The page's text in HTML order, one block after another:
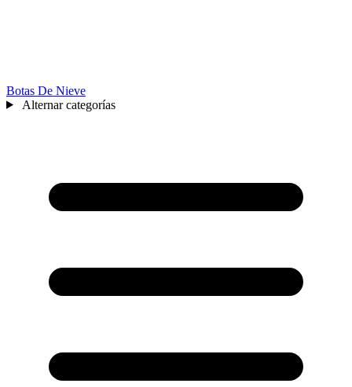
Botas De Nieve
Alternar categorías